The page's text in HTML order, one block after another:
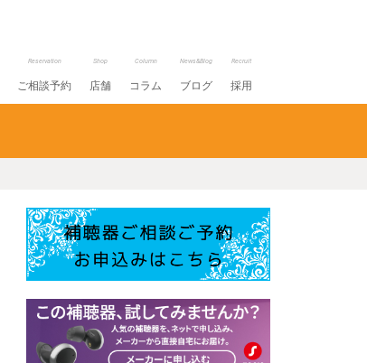
Reservation
ご相談予約
Shop
店舗
Column
コラム
News&Blog
ブログ
Recruit
採用